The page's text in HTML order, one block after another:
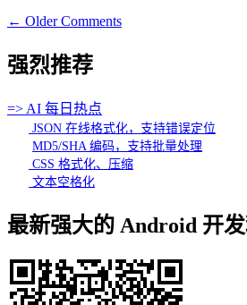
← Older Comments
强烈推荐
=> AI 每日热点
JSON 在线格式化，支持错误定位
MD5/SHA 编码，支持批量处理
CSS 格式化、压缩
文本空格化
最新强大的 Android 开